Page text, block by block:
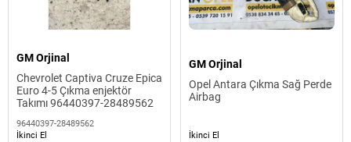
GM Orjinal
Chevrolet Captiva Cruze Epica
Euro 4-5 Çıkma enjektör
Takımı 96440397-28489562
96440397-28489562
İkinci El
GM Orjinal
Opel Antara Çıkma Sağ Perde
Airbag
İkinci El